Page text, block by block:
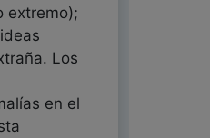
extremo);
Los
en el